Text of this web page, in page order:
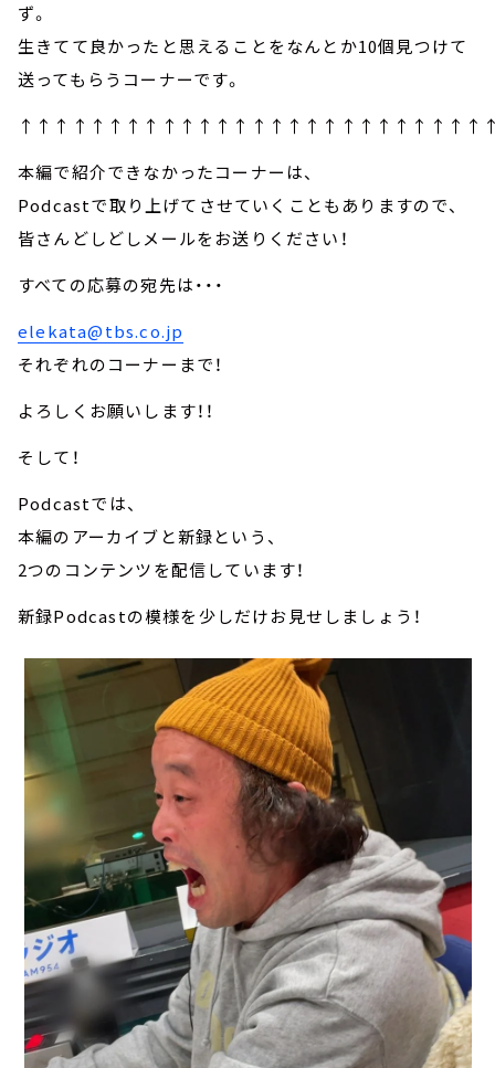
ず。
生きてて良かったと思えることをなんとか10個見つけて
送ってもらうコーナーです。
本編で紹介できなかったコーナーは、
Podcastで取り上げてさせていくこともありますので、
皆さんどしどしメールをお送りください！
すべての応募の宛先は・・・
elekata@tbs.co.jp
それぞれのコーナーまで！
よろしくお願いします！！
そして！
Podcastでは、
本編のアーカイブと新録という、
2つのコンテンツを配信しています！
新録Podcastの模様を少しだけお見せしましょう！